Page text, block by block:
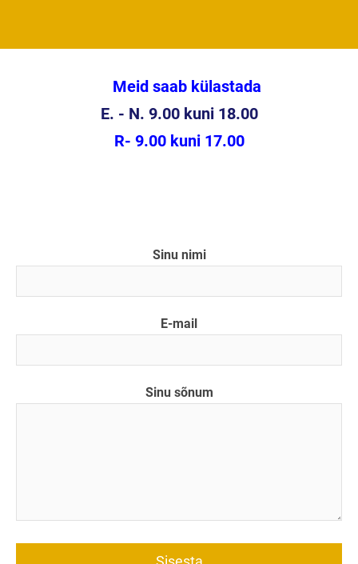
Meid saab külastada
E. - N. 9.00 kuni 18.00
R- 9.00 kuni 17.00
Sinu nimi
E-mail
Sinu sõnum